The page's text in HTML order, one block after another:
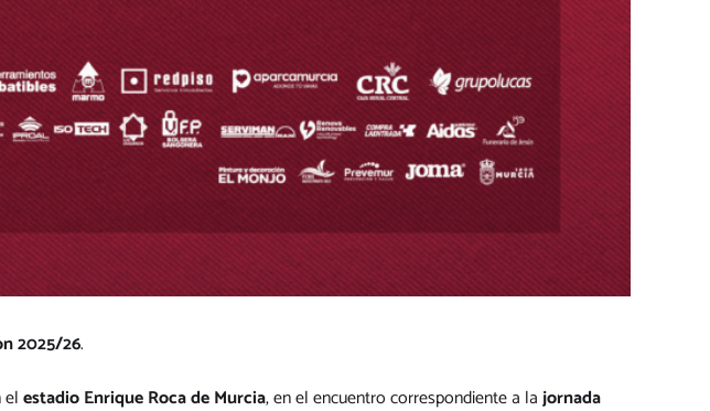
2025/26.
elestadio Enrique Roca de Murcia, en el encuentro correspondiente a lajornada